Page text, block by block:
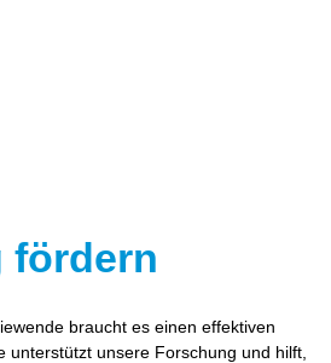
fördern
braucht es einen effektiven
unterstützt unsere Forschung und hilft,